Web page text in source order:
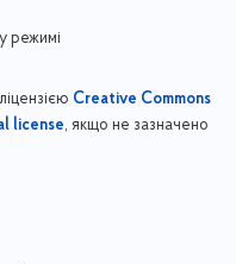
режимі
Creative Commons
license, якщо не зазначено